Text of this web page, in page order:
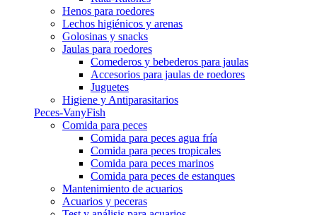
Henos para roedores
Lechos higiénicos y arenas
Golosinas y snacks
Jaulas para roedores
Comederos y bebederos para jaulas
Accesorios para jaulas de roedores
Juguetes
Higiene y Antiparasitarios
Peces-VanyFish
Comida para peces
Comida para peces agua fría
Comida para peces tropicales
Comida para peces marinos
Comida para peces de estanques
Mantenimiento de acuarios
Acuarios y peceras